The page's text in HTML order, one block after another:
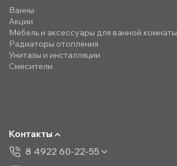
Ванны
Акции
Мебель и аксессуары для ванной комнаты
Радиаторы отопления
Унитазы и инсталляции
Смесители
Контакты
8 4922 60-22-55